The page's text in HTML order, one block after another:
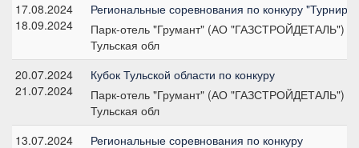
17.08.2024
18.09.2024
Региональные соревнования по конкуру "Турнир
Парк-отель "Грумант" (АО "ГАЗСТРОЙДЕТАЛЬ")
Тульская обл
20.07.2024
21.07.2024
Кубок Тульской области по конкуру
Парк-отель "Грумант" (АО "ГАЗСТРОЙДЕТАЛЬ")
Тульская обл
13.07.2024
Региональные соревнования по конкуру